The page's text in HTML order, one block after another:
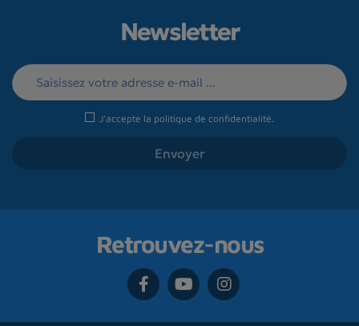
Newsletter
J'accepte la politique de confidentialité
Retrouvez-nous